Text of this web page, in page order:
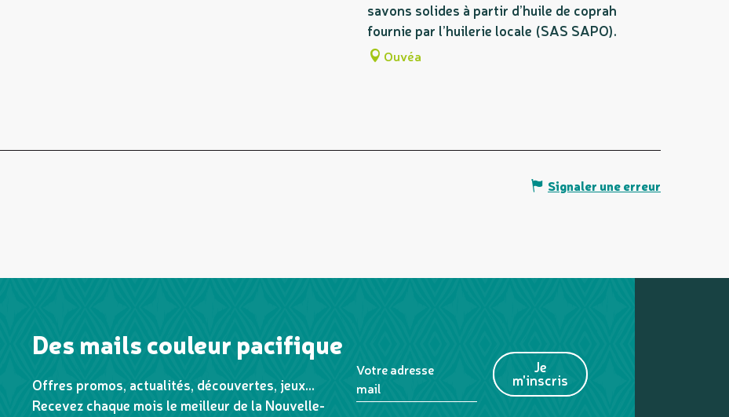
savons solides à partir d’huile de coprah
fournie par l’huilerie locale (SAS SAPO).
Ouvéa
Signaler une erreur
Des mails couleur pacifique
Offres promos, actualités, découvertes, jeux...
Recevez chaque mois le meilleur de la Nouvelle-
Votre adresse
mail
Je
m'inscris